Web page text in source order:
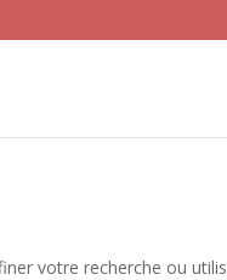
votre recherche ou